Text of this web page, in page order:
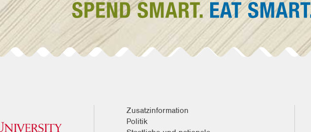
Zusatzinformation
Politik